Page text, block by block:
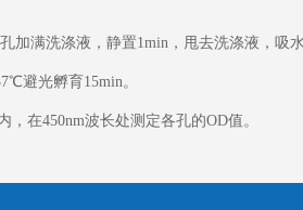
加满洗涤液，静置1min，甩去洗涤液，吸
避光孵育15min。
在450nm波长处测定各孔的OD值。